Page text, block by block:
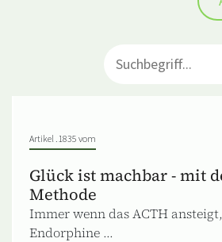
Artikel .1835 vom
Glück ist machbar - mit
Methode
Immer wenn das ACTH
Endorphine ...